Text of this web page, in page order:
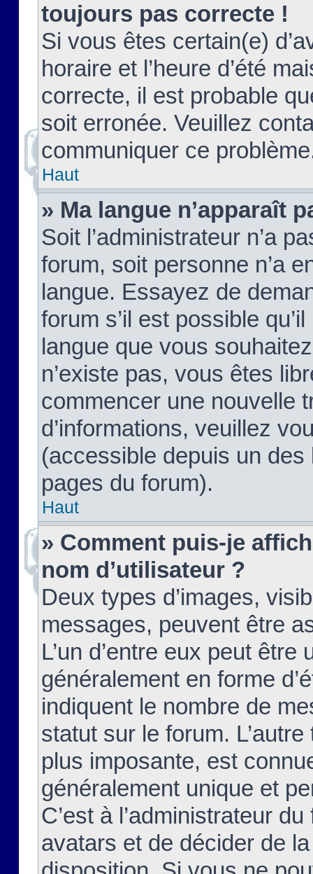
toujours pas correcte !
Si vous êtes certain(e)
horaire et l’heure d’été
correcte, il est probable
soit erronée. Veuillez
communiquer ce
Haut
» Ma langue n’apparaît
Soit l’administrateur n’a
forum, soit personne n’a
langue. Essayez de
forum s’il est possible
langue que vous
n’existe pas, vous êtes
commencer une nouvelle
d’informations, veuillez
(accessible depuis un
pages du forum).
Haut
» Comment puis-je
nom d’utilisateur ?
Deux types d’images,
messages, peuvent être
L’un d’entre eux peut
généralement en forme
indiquent le nombre de
statut sur le forum.
plus imposante, est
généralement unique et
C’est à l’administrateur
avatars et de décider de